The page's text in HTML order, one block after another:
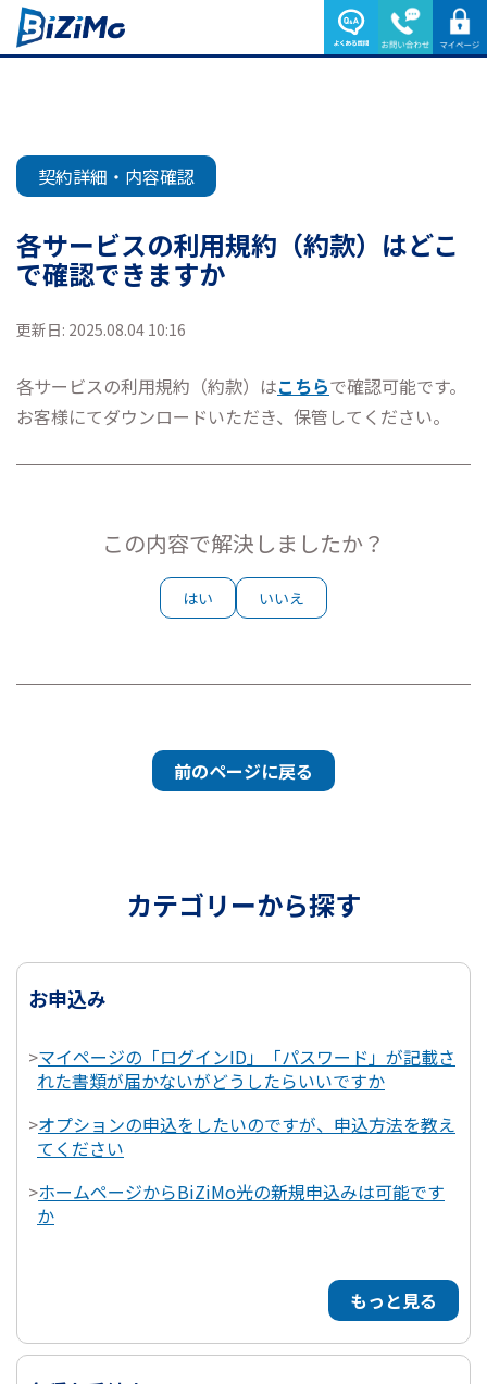
契約詳細・内容確認
各サービスの利用規約（約款）はどこ
で確認できますか
更新日: 2025.08.04 10:16
各サービスの利用規約（約款）はこちらで確認可能です。
お客様にてダウンロードいただき、保管してください。
この内容で解決しましたか？
はい いいえ
前のページに戻る
カテゴリーから探す
お申込み
>マイページの「ログインID」「パスワード」が記載さ
れた書類が届かないがどうしたらいいですか
>オプションの申込をしたいのですが、申込方法を教え
てください
>ホームページからBiZiMo光の新規申込みは可能です
か
もっと見る